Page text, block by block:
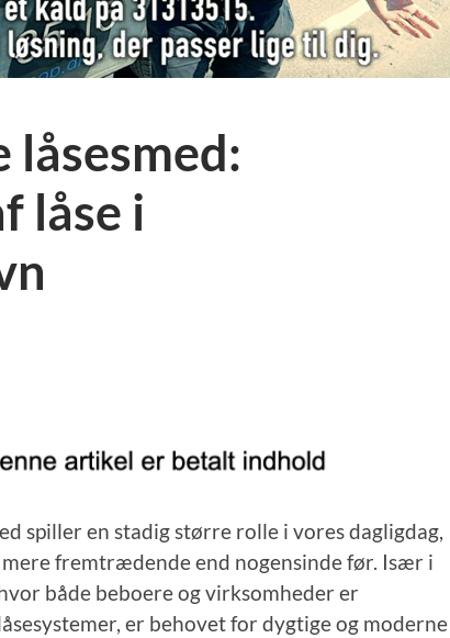
låsesmed:
låse i
spiller en stadig større rolle i vores dagligdag,
fremtrædende end nogensinde før. Især i
både beboere og virksomheder er
er behovet for dygtige og moderne